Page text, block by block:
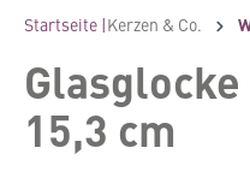
Startseite |Kerzen & Co.
15,3 cm